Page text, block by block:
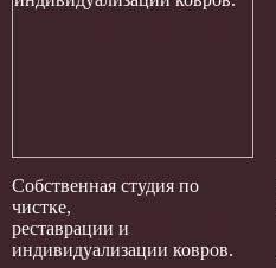
Собственная студия по
чистке,
реставрации и
индивидуализации ковров.